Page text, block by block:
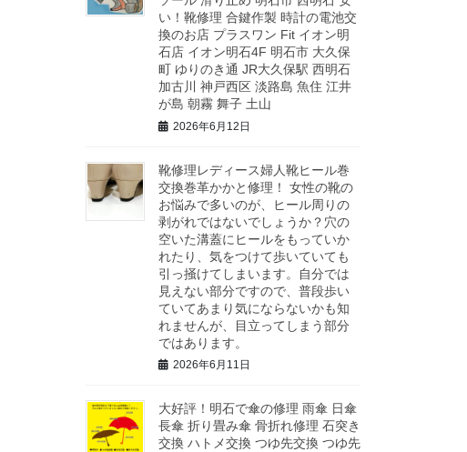
い！靴修理 合鍵作製 時計の電池交
換のお店 プラスワン Fit イオン明
石店 イオン明石4F 明石市 大久保
町 ゆりのき通 JR大久保駅 西明石
加古川 神戸西区 淡路島 魚住 江井
が島 朝霧 舞子 土山
2026年6月12日
靴修理レディース婦人靴ヒール巻
交換巻革かかと修理！ 女性の靴の
お悩みで多いのが、ヒール周りの
剥がれではないでしょうか？穴の
空いた溝蓋にヒールをもっていか
れたり、気をつけて歩いていても
引っ掻けてしまいます。自分では
見えない部分ですので、普段歩い
ていてあまり気にならないかも知
れませんが、目立ってしまう部分
ではあります。
2026年6月11日
大好評！明石で傘の修理 雨傘 日傘
長傘 折り畳み傘 骨折れ修理 石突き
交換 ハトメ交換 つゆ先交換 つゆ先